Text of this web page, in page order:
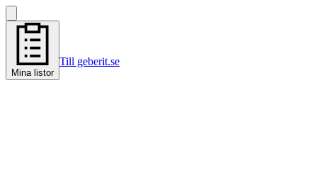
Mina listor
Till geberit.se